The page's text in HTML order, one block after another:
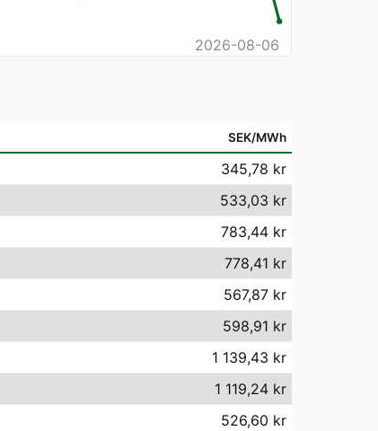
2026-08-06
SEK/MWh
345,78 kr
533,03 kr
783,44 kr
778,41 kr
567,87 kr
598,91 kr
1 139,43 kr
1 119,24 kr
526,60 kr